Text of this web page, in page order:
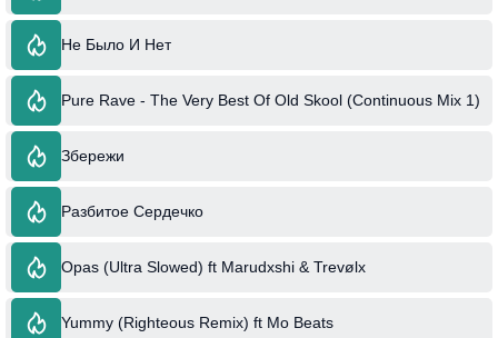
Не Было И Нет
Pure Rave - The Very Best Of Old Skool (Continuous Mix 1)
Збережи
Разбитое Сердечко
Opas (Ultra Slowed) ft Marudxshi & Trevølx
Yummy (Righteous Remix) ft Mo Beats